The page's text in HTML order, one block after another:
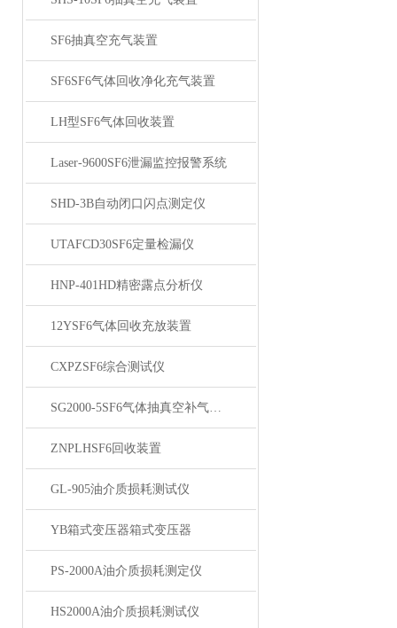
SF6抽真空充气装置
SF6SF6气体回收净化充气装置
LH型SF6气体回收装置
Laser-9600SF6泄漏监控报警系统
SHD-3B自动闭口闪点测定仪
UTAFCD30SF6定量检漏仪
HNP-401HD精密露点分析仪
12YSF6气体回收充放装置
CXPZSF6综合测试仪
SG2000-5SF6气体抽真空补气装置
ZNPLHSF6回收装置
GL-905油介质损耗测试仪
YB箱式变压器箱式变压器
PS-2000A油介质损耗测定仪
HS2000A油介质损耗测试仪